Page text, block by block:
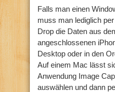
Falls man einen
muss man lediglich
Drop die Daten aus
angeschlossenen
Desktop oder in den
Auf einem Mac lässt
Anwendung Image
auswählen und dann